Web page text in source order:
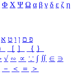
Φ Χ Ψ Ω α β γ δ ε ζ η
פ ם ן ו ט א
［ ］ ｛ ｝
√ ∽ ∝ ∵ ∫ ∬ ∈ ∋
－ ＜ ＝
＞